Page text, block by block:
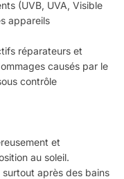
(UVB, UVA, Visible
appareils
réparateurs et
causés par le
contrôle
et
au soleil.
surtout après des bains